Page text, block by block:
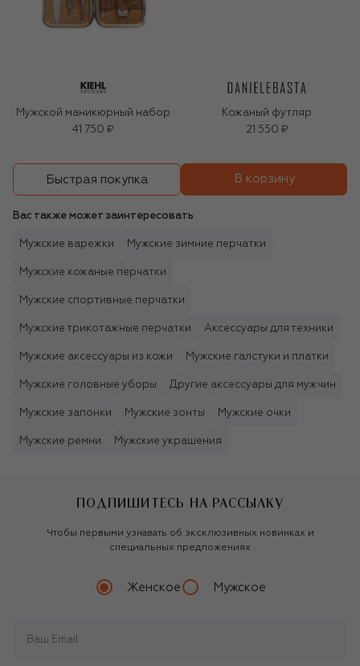
Мужской маникюрный набор
41 750 ₽
Кожаный футляр
21 550 ₽
Быстрая покупка В корзину
Вас также может заинтересовать
Мужские варежки Мужские зимние перчатки
Мужские кожаные перчатки
Мужские спортивные перчатки
Мужские трикотажные перчатки Аксессуары для техники
Мужские аксессуары из кожи Мужские галстуки и платки
Мужские головные уборы Другие аксессуары для мужчин
Мужские запонки Мужские зонты Мужские очки
Мужские ремни Мужские украшения
ПОДПИШИТЕСЬ НА РАССЫЛКУ
Чтобы первыми узнавать об эксклюзивных новинках и
специальных предложениях
Женское Мужское